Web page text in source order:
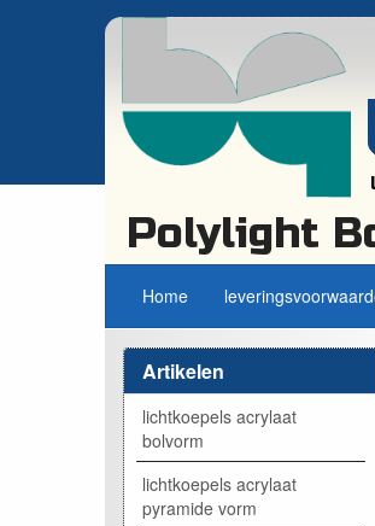
Polylight
Home
Artikelen
lichtkoepels acrylaat
bolvorm
lichtkoepels acrylaat
pyramide vorm